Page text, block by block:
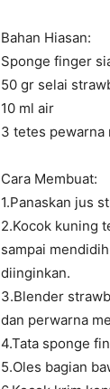
Bahan Hiasan:
Sponge finger
50 gr selai
10 ml air
3 tetes pewarna
Cara Membuat:
1.Panaskan jus
2.Kocok kuning
sampai
diinginkan.
3.Blender
dan perwarna
4.Tata sponge
5.Oles bagian